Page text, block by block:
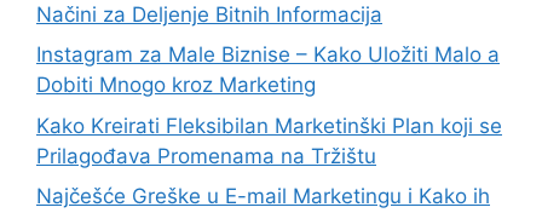
Načini za Deljenje Bitnih Informacija
Instagram za Male Biznise – Kako Uložiti Malo a
Dobiti Mnogo kroz Marketing
Kako Kreirati Fleksibilan Marketinški Plan koji se
Prilagođava Promenama na Tržištu
Najčešće Greške u E-mail Marketingu i Kako ih